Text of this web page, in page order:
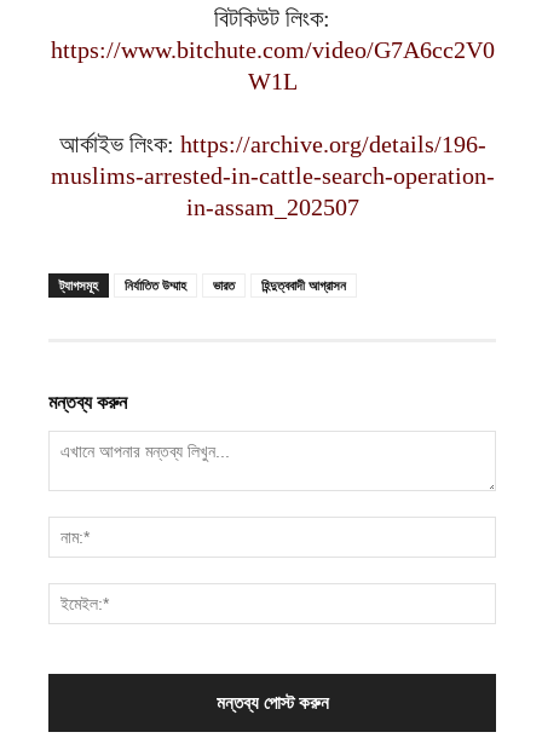
বিটকিউট লিংক:
https://www.bitchute.com/video/G7A6cc2V0
W1L
আর্কাইভ লিংক: https://archive.org/details/196-
muslims-arrested-in-cattle-search-operation-
in-assam_202507
ট্যাগসমূহ নির্যাতিত উম্মাহ ভারত হিন্দুত্ববাদী আগ্রাসন
মন্তব্য করুন